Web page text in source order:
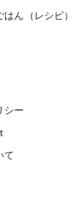
ん（レシピ）
シー
て